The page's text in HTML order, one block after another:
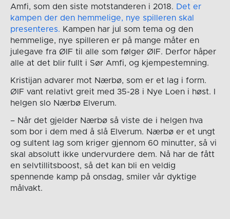
Amfi, som den siste motstanderen i 2018. Det er
kampen der den hemmelige, nye spilleren skal
presenteres. Kampen har jul som tema og den
hemmelige, nye spilleren er på mange måter en
julegave fra ØIF til alle som følger ØIF. Derfor håper
alle at det blir fullt i Sør Amfi, og kjempestemning.
Kristijan advarer mot Nærbø, som er et lag i form.
ØIF vant relativt greit med 35-28 i Nye Loen i høst. I
helgen slo Nærbø Elverum.
– Når det gjelder Nærbø så viste de i helgen hva
som bor i dem med å slå Elverum. Nærbø er et ungt
og sultent lag som kriger gjennom 60 minutter, så vi
skal absolutt ikke undervurdere dem. Nå har de fått
en selvtillitsboost, så det kan bli en veldig
spennende kamp på onsdag, smiler vår dyktige
målvakt.